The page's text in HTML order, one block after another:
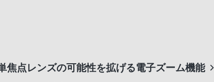
焦点レンズの可能性を拡げる電子ズーム機能